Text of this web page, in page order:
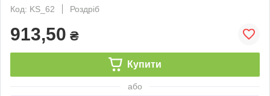
Код: KS_62
Роздріб
913,50 ₴
Купити
або